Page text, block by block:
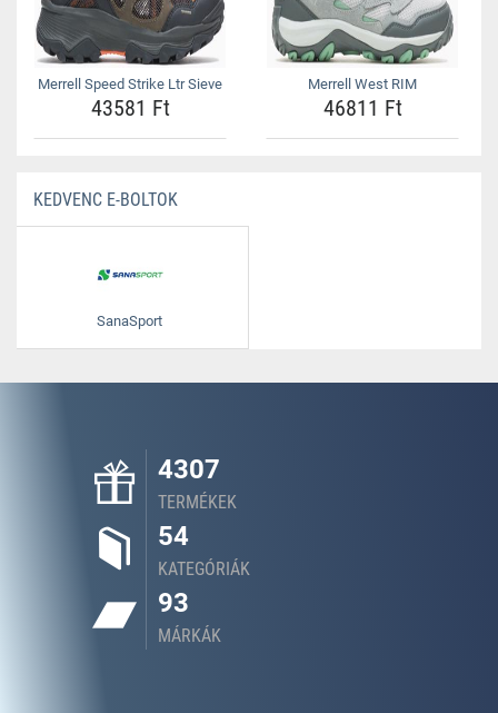
Merrell Speed Strike Ltr Sieve
43581 Ft
Merrell West RIM
46811 Ft
KEDVENC E-BOLTOK
SanaSport
4307
TERMÉKEK
54
KATEGÓRIÁK
93
MÁRKÁK